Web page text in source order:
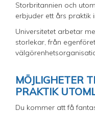
Storbritannien och
erbjuder ett års praktik
Universitetet arbetar
storlekar, från
MÖJLIGHETER
PRAKTIK
Du kommer att få